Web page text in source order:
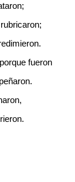
acataron;
porque
empeñaron.
lucharon,